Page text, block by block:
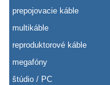
prepojovacie káble
multikáble
reproduktorové káble
megafóny
štúdio / PC